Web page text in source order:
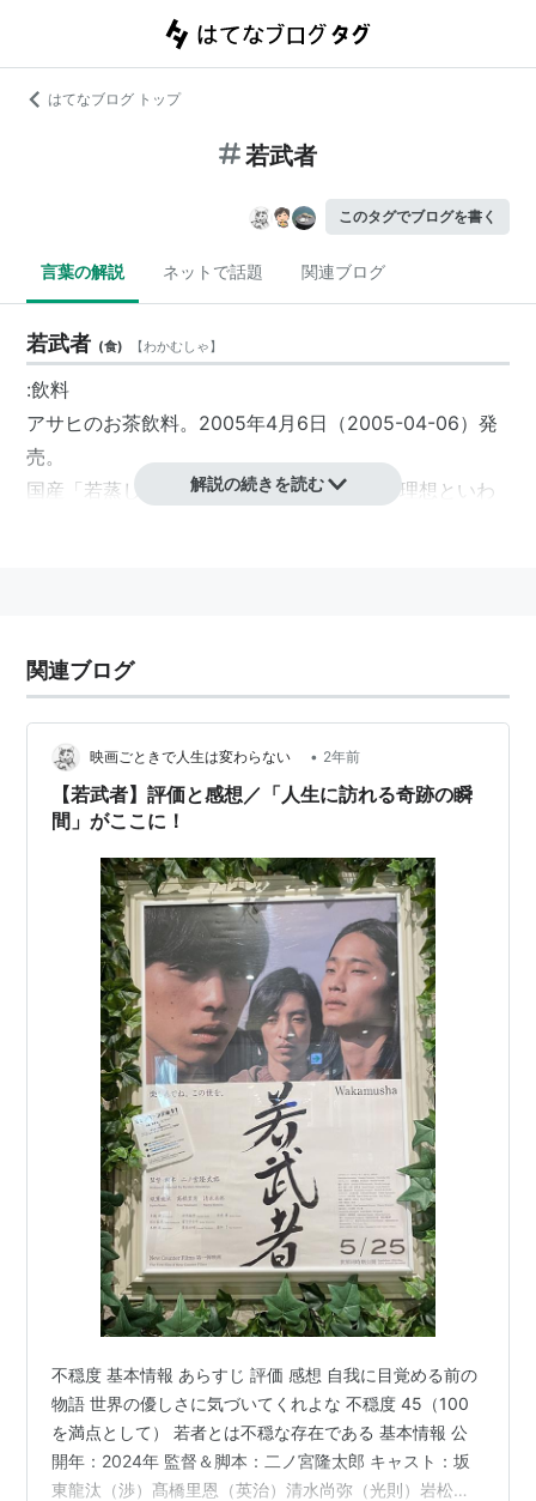
はてなブログ トップ
若武者
このタグでブログを書く
言葉の解説 ネットで話題 関連ブログ
若武者 (食) 【わかむしゃ】
:飲料
アサヒのお茶飲料。2005年4月6日（2005-04-06）発
売。
国産「若蒸し茶葉
」を100%使用し、緑茶の理想といわ
飲料
ソフトドリンク
お茶
解説の続きを読む
関連ブログ
映画ごときで人生は変わらない • 2年前
【若武者】評価と感想／「人生に訪れる奇跡の瞬
間」がここに！
不穏度 基本情報 あらすじ 評価 感想 自我に目覚める前の
物語 世界の優しさに気づいてくれよな 不穏度 45（100
を満点として） 若者とは不穏な存在である 基本情報 公
開年：2024年 監督＆脚本：二ノ宮隆太郎 キャスト：坂
東龍汰（渉）髙橋里恩（英治）清水尚弥（光則）岩松了